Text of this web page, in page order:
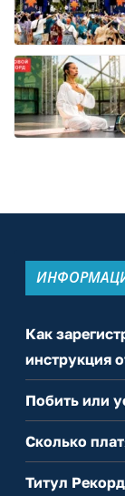
Как
инструкция
Побить или
Сколько
Титул